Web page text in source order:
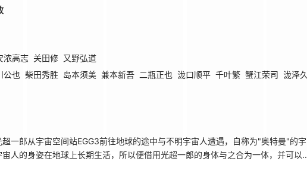
浓高志 关田修 又野弘道
公也 柴田秀胜 岛本须美 兼本新吾 二瓶正也 泷口顺平 千叶繁 蟹江荣司 泷泽
郎从宇宙空间站EGG3前往地球的途中与不明宇宙人遭遇，自称为"奥特曼"的
人的身姿在地球上长期生活，所以便借用光超一郎的身体与之合为一体，并可以